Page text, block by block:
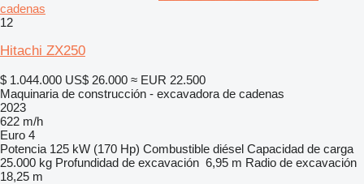
cadenas
12
Hitachi ZX250
$ 1.044.000 US$ 26.000 ≈ EUR 22.500
Maquinaria de construcción - excavadora de cadenas
2023
622 m/h
Euro 4
Potencia 125 kW (170 Hp) Combustible diésel Capacidad de carga
25.000 kg Profundidad de excavación 6,95 m Radio de excavación
18,25 m